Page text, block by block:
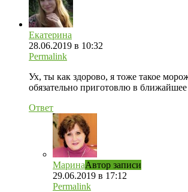
Екатерина
28.06.2019 в 10:32
Permalink
Ух, ты как здорово, я тоже такое
обязательно приготовлю в
Ответ
МаринаАвтор записи
29.06.2019 в 17:12
Permalink